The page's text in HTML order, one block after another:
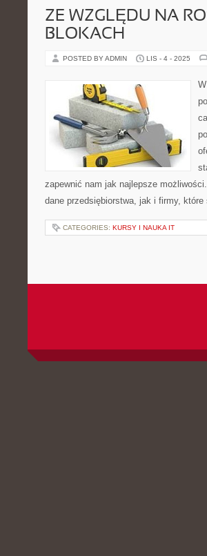
ZE WZGLĘDU NA
BLOKACH
POSTED BY ADMIN LIS - 4 - 2025
zapewnić nam jak najlepsze
dane przedsiębiorstwa, jak i firmy,
CATEGORIES: KURSY I NAUKA IT